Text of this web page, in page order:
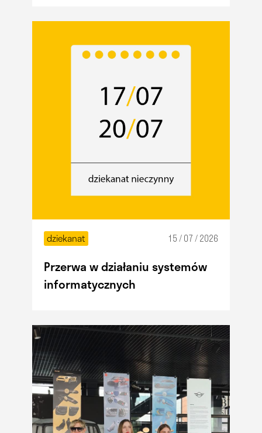
dziekanat 15 / 07 / 2026
Przerwa w działaniu systemów
informatycznych